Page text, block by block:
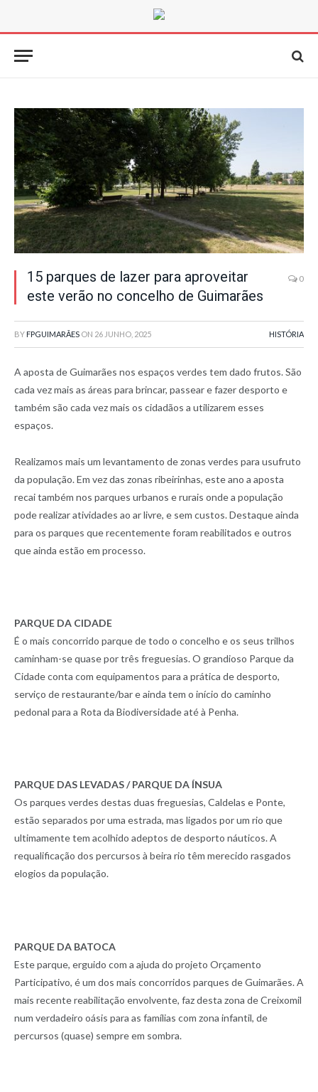
15 parques de lazer para aproveitar
este verão no concelho de Guimarães
0
BY FPGUIMARÃES ON 26 JUNHO, 2025 HISTÓRIA
A aposta de Guimarães nos espaços verdes tem dado frutos. São
cada vez mais as áreas para brincar, passear e fazer desporto e
também são cada vez mais os cidadãos a utilizarem esses
espaços.
Realizamos mais um levantamento de zonas verdes para usufruto
da população. Em vez das zonas ribeirinhas, este ano a aposta
recai também nos parques urbanos e rurais onde a população
pode realizar atividades ao ar livre, e sem custos. Destaque ainda
para os parques que recentemente foram reabilitados e outros
que ainda estão em processo.
PARQUE DA CIDADE
É o mais concorrido parque de todo o concelho e os seus trilhos
caminham-se quase por três freguesias. O grandioso Parque da
Cidade conta com equipamentos para a prática de desporto,
serviço de restaurante/bar e ainda tem o início do caminho
pedonal para a Rota da Biodiversidade até à Penha.
PARQUE DAS LEVADAS / PARQUE DA ÍNSUA
Os parques verdes destas duas freguesias, Caldelas e Ponte,
estão separados por uma estrada, mas ligados por um rio que
ultimamente tem acolhido adeptos de desporto náuticos. A
requalificação dos percursos à beira rio têm merecido rasgados
elogios da população.
PARQUE DA BATOCA
Este parque, erguido com a ajuda do projeto Orçamento
Participativo, é um dos mais concorridos parques de Guimarães. A
mais recente reabilitação envolvente, faz desta zona de Creixomil
num verdadeiro oásis para as famílias com zona infantil, de
percursos (quase) sempre em sombra.